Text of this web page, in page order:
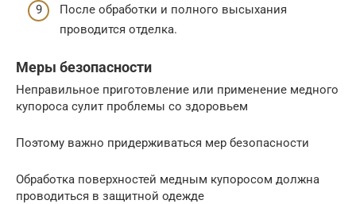
После обработки и полного высыхания
проводится отделка.
Меры безопасности
Неправильное приготовление или применение медного
купороса сулит проблемы со здоровьем
Поэтому важно придерживаться мер безопасности
Обработка поверхностей медным купоросом должна
проводиться в защитной одежде